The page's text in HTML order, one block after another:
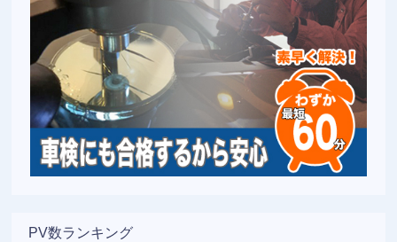
PV数ランキング